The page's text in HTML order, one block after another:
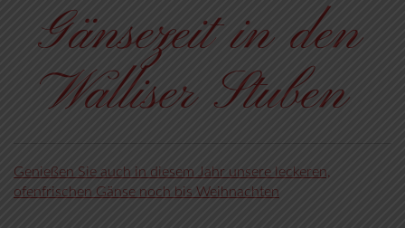
Gänsezeit in den
Walliser Stuben
Genießen Sie auch in diesem Jahr unsere leckeren,
ofenfrischen Gänse noch bis Weihnachten